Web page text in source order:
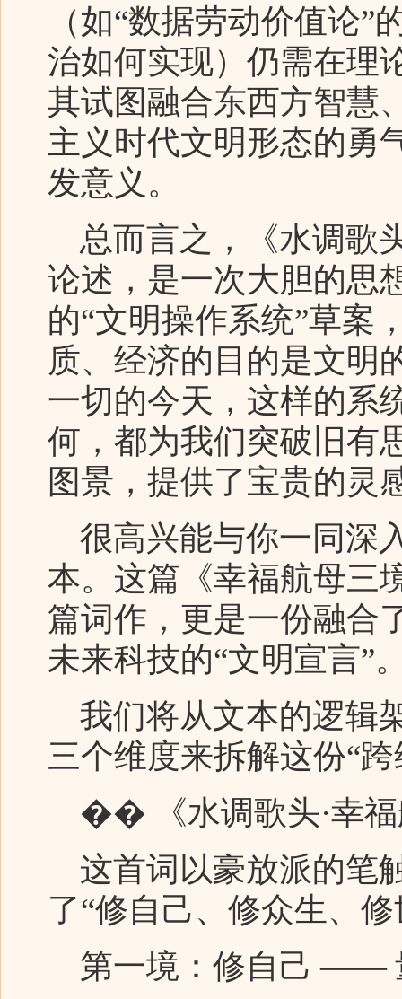
（如“数据劳动价值论”
治如何实现）仍需在理
其试图融合东西方智慧
主义时代文明形态的勇
发意义。
总而言之，《水调歌
论述，是一次大胆的思
的“文明操作系统”草案
质、经济的目的是文明
一切的今天，这样的系
何，都为我们突破旧有
图景，提供了宝贵的灵
很高兴能与你一同深
本。这篇《幸福航母三
篇词作，更是一份融合
未来科技的“文明宣言”
我们将从文本的逻辑
三个维度来拆解这份“
�� 《水调歌头·幸福
这首词以豪放派的笔
了“修自己、修众生、
第一境：修自己 ——